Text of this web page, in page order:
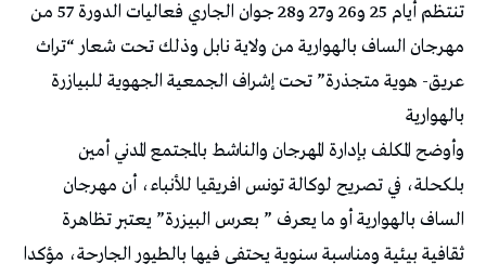
تنتظم أيام 25 و26 و27 و28 جوان الجاري فعاليات الدورة 57 من
مهرجان الساف بالهوارية من ولاية نابل وذلك تحت شعار “تراث
عريق- هوية متجذرة” تحت إشراف الجمعية الجهوية للبيازرة
بالهوارية
وأوضح المكلف بإدارة المهرجان والناشط بالمجتمع المدني أمين
بلكحلة، في تصريح لوكالة تونس افريقيا للأنباء، أن مهرجان
الساف بالهوارية أو ما يعرف ” بعرس البيزرة” يعتبر تظاهرة
ثقافية بيئية ومناسبة سنوية يحتفى فيها بالطيور الجارحة، مؤكدا